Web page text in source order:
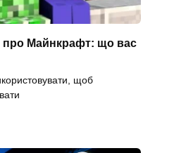
про Майнкрафт: що вас
щоб